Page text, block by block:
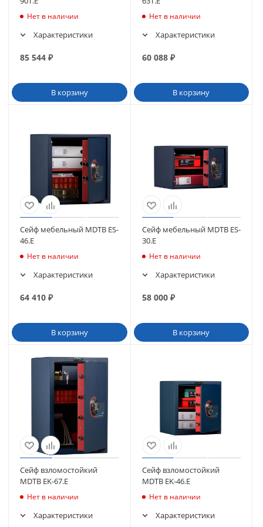
Нет в наличии
Характеристики
85 544 ₽
В корзину
Нет в наличии
Характеристики
60 088₽
В корзину
Сейф мебельный МDТВ ES-
46.E
Нет в наличии
Характеристики
64 410 ₽
В корзину
Сейф мебельный МDТВ ES-
30.E
Нет в наличии
Характеристики
58 000₽
В корзину
Сейф взломостойкий
MDTB EK-67.E
Нет в наличии
Характеристики
Сейф взломостойкий
MDTB EK-46.E
Нет в наличии
Характеристики